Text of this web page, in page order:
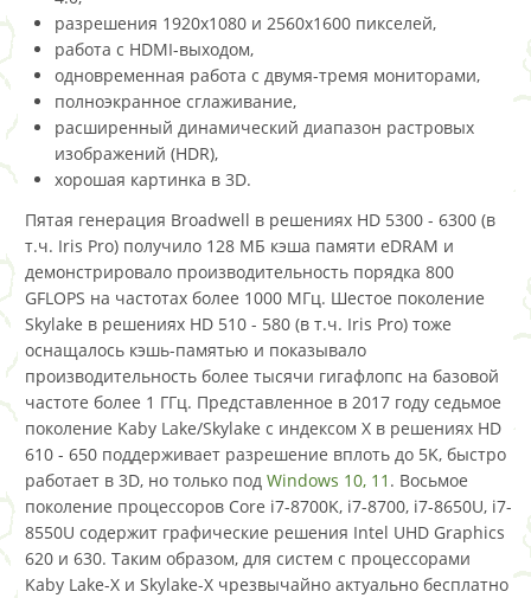
разрешения 1920x1080 и 2560х1600 пикселей,
работа с HDMI-выходом,
одновременная работа с двумя-тремя мониторами,
полноэкранное сглаживание,
расширенный динамический диапазон растровых
изображений (HDR),
хорошая картинка в 3D.
Пятая генерация Broadwell в решениях HD 5300 - 6300 (в
т.ч. Iris Pro) получило 128 МБ кэша памяти eDRAM и
демонстрировало производительность порядка 800
GFLOPS на частотах более 1000 МГц. Шестое поколение
Skylake в решениях HD 510 - 580 (в т.ч. Iris Pro) тоже
оснащалось кэшь-памятью и показывало
производительность более тысячи гигафлопс на базовой
частоте более 1 ГГц. Представленное в 2017 году седьмое
поколение Kaby Lake/Skylake с индексом X в решениях HD
610 - 650 поддерживает разрешение вплоть до 5K, быстро
работает в 3D, но только под Windows 10, 11 . Восьмое
поколение процессоров Core i7-8700K, i7-8700, i7-8650U, i7-
8550U содержит графические решения Intel UHD Graphics
620 и 630. Таким образом, для систем с процессорами
Kaby Lake-X и Skylake-X чрезвычайно актуально бесплатно